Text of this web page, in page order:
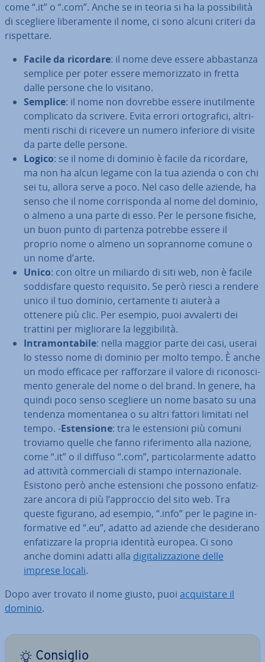
come “.it” o “.com”. Anche se in teoria si ha la pos­si­bi­li­tà
di scegliere li­be­ra­men­te il nome, ci sono alcuni criteri da
ri­spet­ta­re.
Facile da ricordare: il nome deve essere ab­ba­stan­za
semplice per poter essere me­mo­riz­za­to in fretta
dalle persone che lo visitano.
Semplice: il nome non dovrebbe essere inu­til­men­te
com­pli­ca­to da scrivere. Evita errori or­to­gra­fi­ci, al­tri­
men­ti rischi di ricevere un numero inferiore di visite
da parte delle persone.
Logico: se il nome di dominio è facile da ricordare,
ma non ha alcun legame con la tua azienda o con chi
sei tu, allora serve a poco. Nel caso delle aziende, ha
senso che il nome cor­ri­spon­da al nome del dominio,
o almeno a una parte di esso. Per le persone fisiche,
un buon punto di partenza potrebbe essere il
proprio nome o almeno un so­pran­no­me comune o
un nome d’arte.
Unico: con oltre un miliardo di siti web, non è facile
sod­di­sfa­re questo requisito. Se però riesci a rendere
unico il tuo dominio, cer­ta­men­te ti aiuterà a
ottenere più clic. Per esempio, puoi avvalerti dei
trattini per mi­glio­ra­re la leg­gi­bi­li­tà.
In­tra­mon­ta­bi­le: nella maggior parte dei casi, userai
lo stesso nome di dominio per molto tempo. È anche
un modo efficace per raf­for­za­re il valore di ri­co­no­sci­
men­to generale del nome o del brand. In genere, ha
quindi poco senso scegliere un nome basato su una
tendenza mo­men­ta­nea o su altri fattori limitati nel
tempo. -Esten­sio­ne: tra le esten­sio­ni più comuni
troviamo quelle che fanno ri­fe­ri­men­to alla nazione,
come “.it” o il diffuso “.com”, par­ti­co­lar­men­te adatto
ad attività com­mer­cia­li di stampo in­ter­na­zio­na­le.
Esistono però anche esten­sio­ni che possono en­fa­tiz­
za­re ancora di più l’approccio del sito web. Tra
queste figurano, ad esempio, “.info” per le pagine in­
for­ma­ti­ve ed “.eu”, adatto ad aziende che de­si­de­ra­no
en­fa­tiz­za­re la propria identità europea. Ci sono
anche domini adatti alla di­gi­ta­liz­za­zio­ne delle
imprese locali.
Dopo aver trovato il nome giusto, puoi ac­qui­sta­re il
dominio.
Consiglio